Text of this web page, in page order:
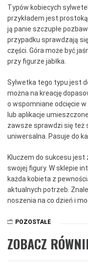
Typów kobiecych
przykładem jest
ją panie szczupłe
przypadku sprawdzają
części. Góra może być
przy figurze jabłka.
Sylwetka tego typu jest
można na kreację
o wspomniane odcięcie
lub aplikacje
zawsze sprawdzi się też
uniwersalna. Pasuje do
Kluczem do sukcesu jest
swojej figury. W sklepie
każda kobieta z
aktualnych potrzeb.
noszenia na co dzień i
POZOSTAŁE
ZOBACZ